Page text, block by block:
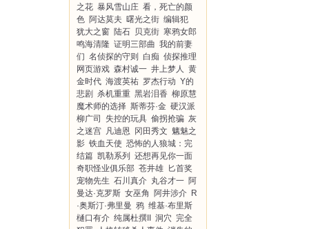
之花 暴风雪山庄 看，死亡的颜
色 阿达莫夫 曙光之街 编辑犯
犹大之窗 陆石 贝克街 寒鸦女郎
鸣海清隆 证明三部曲 我的前妻
们 名侦探的守则 白痴 侦探推理
网页游戏 森村诚一 井上梦人 黄
金时代 海渡英祐 罗杰行动 Y的
悲剧 杀机重重 黑岩泪香 柳原慧
魔术师的选择 斯蒂芬·金 硬汉派
柳广司
失控的玩具 偷拐抢骗 灰
之迷宫 凡迪恩 冈田秀文 魑魅之
影 铁血天使 恐怖的人狼城：完
结篇 凯勒系列
还想再见你一面
奇职怪业俱乐部 苍井雄
匕首奖
宠物先生 石川真介 丸谷才一 阿
曼达·克罗斯 女巫角 阿井涉介 R
·奥斯汀·弗里曼 鸦 维基·布里斯
樋口有介 纯属杜撰II 洞穴 完全